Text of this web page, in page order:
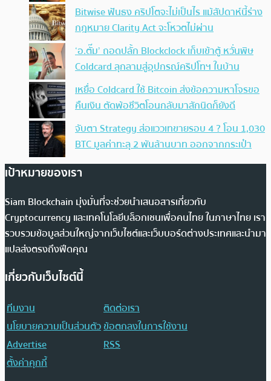
Bitwise ฟันธง คริปโตจะไม่เป็นไร แม้สัปดาห์นี้ร่าง
กฎหมาย Clarity Act จะโหวตไม่ผ่าน
‘อ.ตั๊ม’ ถอดปลั้ก Blockclock เก็บเข้าตู้ หวั่นพิษ
Coldcard ลุกลามสู่อุปกรณ์คริปโทฯ ในบ้าน
เหยื่อ Coldcard ใช้ Bitcoin ส่งข้อความหาโจรขอ
คืนเงิน ตัดพ้อชีวิตโอนกลับมาสักนิดก็ยังดี
จับตา Strategy ส่อแววเทขายรอบ 4 ? โอน 1,030
BTC มูลค่าทะลุ 2 พันล้านบาท ออกจากกระเป๋า
เป้าหมายของเรา
Siam Blockchain มุ่งมั่นที่จะช่วยนำเสนอสารเกี่ยวกับ
Cryptocurrency และเทคโนโลยีบล็อกเชนเพื่อคนไทย ในภาษาไทย เรา
รวบรวมข้อมูลส่วนใหญ่จากเว็บไซต์และเว็บบอร์ดต่างประเทศและนำมา
แปลส่งตรงถึงฟีดคุณ
เกี่ยวกับเว็บไซต์นี้
ทีมงาน
ติดต่อเรา
นโยบายความเป็นส่วนตัวข้อตกลงในการใช้งาน
Advertise
RSS
ตั้งค่าคุกกี้